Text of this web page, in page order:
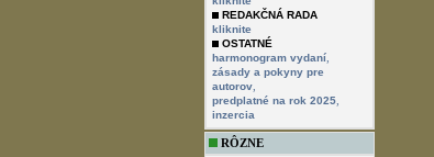
REDAKČNÁ RADA
kliknite
OSTATNÉ
harmonogram vydaní,
zásady a pokyny pre
autorov,
predplatné na rok 2025,
inzercia
RÔZNE